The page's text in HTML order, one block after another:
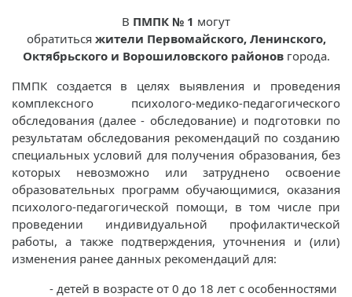
В ПМПК № 1 могут
обратиться жители Первомайского, Ленинского,
Октябрьского и Ворошиловского районовгорода.
ПМПК создается в целях выявления и проведения
комплексного психолого-медико-педагогического
обследования (далее - обследование) и подготовки по
результатам обследования рекомендаций по созданию
специальных условий для получения образования, без
которых невозможно или затруднено освоение
образовательных программ обучающимися, оказания
психолого-­педагогической помощи, в том числе при
проведении индивидуальной профилактической
работы, а также подтверждения, уточнения и (или)
изменения ранее данных рекомендаций для:
- детей в возрасте от 0 до 18 лет с особенностями